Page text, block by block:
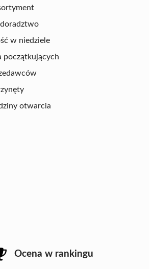
w niedziele
początkujących
otwarcia
Ocena w rankingu